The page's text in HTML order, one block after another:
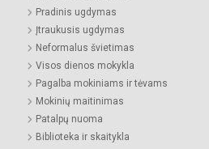
Pradinis ugdymas
Įtraukusis ugdymas
Neformalus švietimas
Visos dienos mokykla
Pagalba mokiniams ir tėvams
Mokinių maitinimas
Patalpų nuoma
Biblioteka ir skaitykla